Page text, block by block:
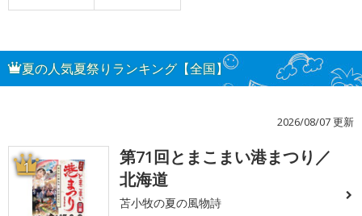
夏の人気夏祭りランキング【全国】
2026/08/07 更新
1
第71回とまこまい港まつり／
北海道
苫小牧の夏の風物詩